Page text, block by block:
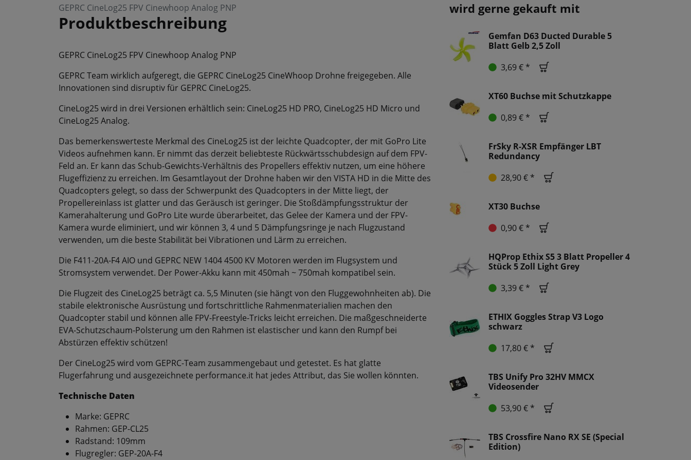
GEPRC CineLog25 FPV Cinewhoop Analog PNP
Produktbeschreibung
GEPRC CineLog25 FPV Cinewhoop Analog PNP
GEPRC Team wirklich aufgeregt, die GEPRC CineLog25 CineWhoop Drohne freigegeben. Alle
Innovationen sind disruptiv für GEPRC CineLog25.
CineLog25 wird in drei Versionen erhältlich sein: CineLog25 HD PRO, CineLog25 HD Micro und
CineLog25 Analog.
Das bemerkenswerteste Merkmal des CineLog25 ist der leichte Quadcopter, der mit GoPro Lite
Videos aufnehmen kann. Er nimmt das derzeit beliebteste Rückwärtsschubdesign auf dem FPV-
Feld an. Er kann das Schub-Gewichts-Verhältnis des Propellers effektiv nutzen, um eine höhere
Flugeffizienz zu erreichen. Im Gesamtlayout der Drohne haben wir den VISTA HD in die Mitte des
Quadcopters gelegt, so dass der Schwerpunkt des Quadcopters in der Mitte liegt, der
Propellereinlass ist glatter und das Geräusch ist geringer. Die Stoßdämpfungsstruktur der
Kamerahalterung und GoPro Lite wurde überarbeitet, das Gelee der Kamera und der FPV-
Kamera wurde eliminiert, und wir können 3, 4 und 5 Dämpfungsringe je nach Flugzustand
verwenden, um die beste Stabilität bei Vibrationen und Lärm zu erreichen.
Die F411-20A-F4 AIO und GEPRC NEW 1404 4500 KV Motoren werden im Flugsystem und
Stromsystem verwendet. Der Power-Akku kann mit 450mah ~ 750mah kompatibel sein.
Die Flugzeit des CineLog25 beträgt ca. 5,5 Minuten (sie hängt von den Fluggewohnheiten ab). Die
stabile elektronische Ausrüstung und fortschrittliche Rahmenmaterialien machen den
Quadcopter stabil und können alle FPV-Freestyle-Tricks leicht erreichen. Die maßgeschneiderte
EVA-Schutzschaum-Polsterung um den Rahmen ist elastischer und kann den Rumpf bei
Abstürzen effektiv schützen!
Der CineLog25 wird vom GEPRC-Team zusammengebaut und getestet. Es hat glatte
Flugerfahrung und ausgezeichnete performance.it hat jedes Attribut, das Sie wollen könnten.
Technische Daten
Marke: GEPRC
Rahmen: GEP-CL25
Radstand: 109mm
Flugregler: GEP-20A-F4
wird gerne gekauft mit
Gemfan D63 Ducted Durable 5
Blatt Gelb 2,5 Zoll
3,69 € *
XT60 Buchse mit Schutzkappe
0,89 € *
FrSky R-XSR Empfänger LBT
Redundancy
28,90 € *
XT30 Buchse
0,90 € *
HQProp Ethix S5 3 Blatt Propeller 4
Stück 5 Zoll Light Grey
3,39 € *
ETHIX Goggles Strap V3 Logo
schwarz
17,80 € *
TBS Unify Pro 32HV MMCX
Videosender
53,90 € *
TBS Crossfire Nano RX SE (Special
Edition)